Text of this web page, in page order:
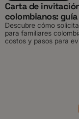
Carta de
colombianos:
Descubre cómo
para familiares
costos y pasos para